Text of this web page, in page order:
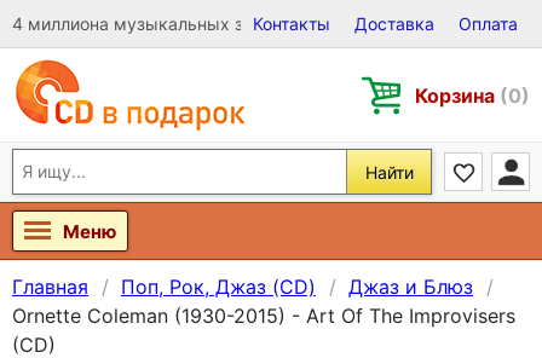
4 миллиона музыкальных записей на Виниле, CD и DVD
Контакты Доставка Оплата
Корзина (0)
Найти
Меню
Главная Поп, Рок, Джаз (CD)
Джаз и Блюз
Ornette Coleman (1930-2015) - Art Of The Improvisers
(CD)